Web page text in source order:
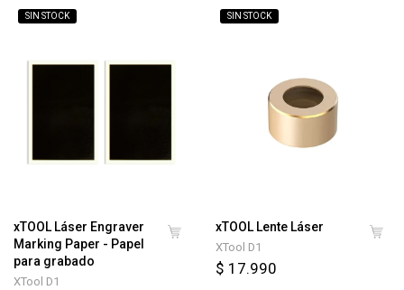
SIN STOCK
xTOOL Láser Engraver
Marking Paper - Papel
para grabado
XTool D1
SIN STOCK
xTOOL Lente Láser
XTool D1
$ 17.990